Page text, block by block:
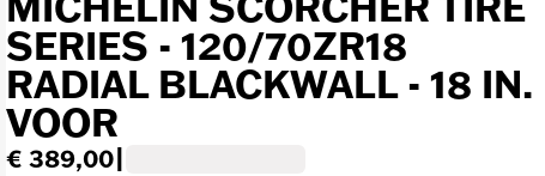
SERIES - 120/70ZR18
RADIAL BLACKWALL - 18 IN.
VOOR
€ 389,00